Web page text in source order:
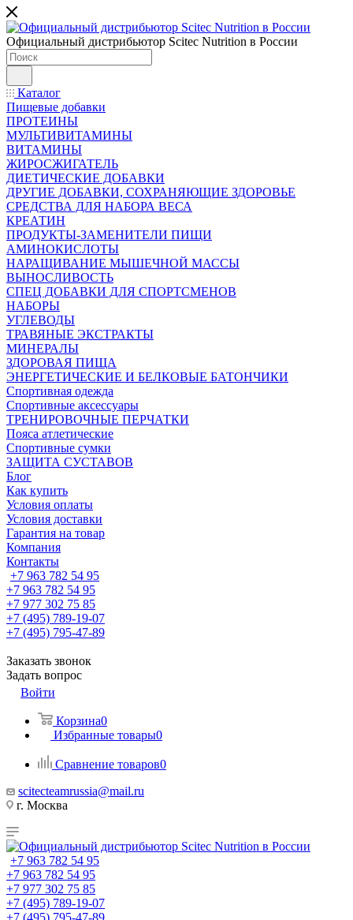
Официальный дистрибьютор Scitec Nutrition в России
Каталог
Пищевые добавки
ПРОТЕИНЫ
МУЛЬТИВИТАМИНЫ
ВИТАМИНЫ
ЖИРОСЖИГАТЕЛЬ
ДИЕТИЧЕСКИЕ ДОБАВКИ
ДРУГИЕ ДОБАВКИ, СОХРАНЯЮЩИЕ ЗДОРОВЬЕ
СРЕДСТВА ДЛЯ НАБОРА ВЕСА
КРЕАТИН
ПРОДУКТЫ-ЗАМЕНИТЕЛИ ПИЩИ
АМИНОКИСЛОТЫ
НАРАЩИВАНИЕ МЫШЕЧНОЙ МАССЫ
ВЫНОСЛИВОСТЬ
СПЕЦ ДОБАВКИ ДЛЯ СПОРТСМЕНОВ
НАБОРЫ
УГЛЕВОДЫ
ТРАВЯНЫЕ ЭКСТРАКТЫ
МИНЕРАЛЫ
ЗДОРОВАЯ ПИЩА
ЭНЕРГЕТИЧЕСКИЕ И БЕЛКОВЫЕ БАТОНЧИКИ
Спортивная одежда
Спортивные аксессуары
ТРЕНИРОВОЧНЫЕ ПЕРЧАТКИ
Пояса атлетические
Спортивные сумки
ЗАЩИТА СУСТАВОВ
Блог
Как купить
Условия оплаты
Условия доставки
Гарантия на товар
Компания
Контакты
+7 963 782 54 95
+7 963 782 54 95
+7 977 302 75 85
+7 (495) 789-19-07
+7 (495) 795-47-89
Заказать звонок
Задать вопрос
Войти
Корзина0
Избранные товары0
Сравнение товаров0
scitecteamrussia@mail.ru
г. Москва
+7 963 782 54 95
+7 963 782 54 95
+7 977 302 75 85
+7 (495) 789-19-07
+7 (495) 795-47-89